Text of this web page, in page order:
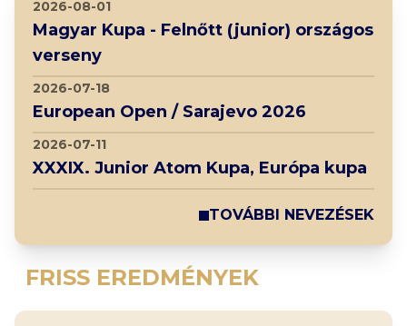
FRISS EREDMÉNYEK
2026-08-01
Magyar Kupa - Felnőtt (junior) országos
verseny
2026-07-18
European Open / Sarajevo 2026
2026-07-11
XXXIX. Junior Atom Kupa, Európa kupa
TOVÁBBI NEVEZÉSEK